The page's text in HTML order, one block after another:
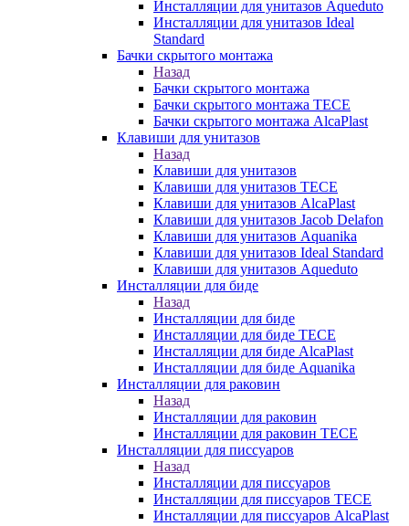
Инсталляции для унитазов Aqueduto
Инсталляции для унитазов Ideal
Standard
Бачки скрытого монтажа
Назад
Бачки скрытого монтажа
Бачки скрытого монтажа TECE
Бачки скрытого монтажа AlcaPlast
Клавиши для унитазов
Назад
Клавиши для унитазов
Клавиши для унитазов TECE
Клавиши для унитазов AlcaPlast
Клавиши для унитазов Jacob Delafon
Клавиши для унитазов Aquanika
Клавиши для унитазов Ideal Standard
Клавиши для унитазов Aqueduto
Инсталляции для биде
Назад
Инсталляции для биде
Инсталляции для биде TECE
Инсталляции для биде AlcaPlast
Инсталляции для биде Aquanika
Инсталляции для раковин
Назад
Инсталляции для раковин
Инсталляции для раковин TECE
Инсталляции для писсуаров
Назад
Инсталляции для писсуаров
Инсталляции для писсуаров TECE
Инсталляции для писсуаров AlcaPlast